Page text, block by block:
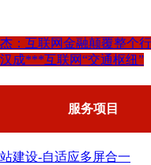
：互联网金融颠覆整个
成***互联网“交通枢纽”
服务项目
建设-自适应多屏合一